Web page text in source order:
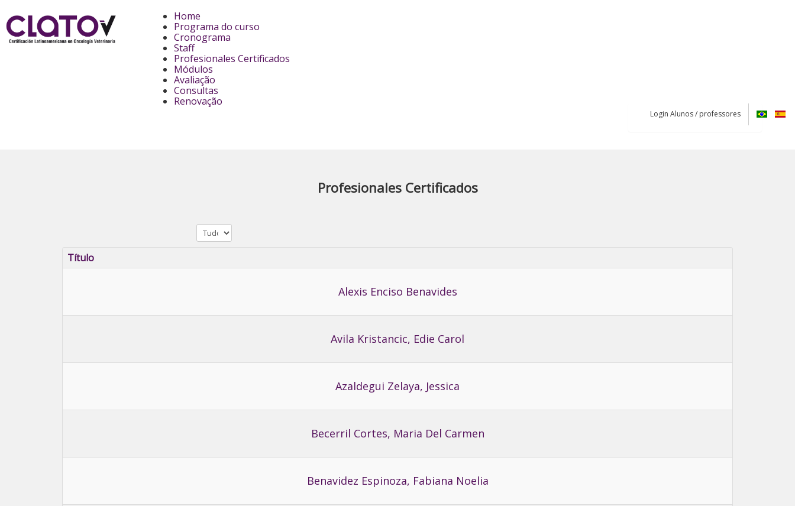
Home
Programa do curso
Cronograma
Staff
Profesionales Certificados
Módulos
Avaliação
Consultas
Renovação
Login Alunos / professores
Profesionales Certificados
Exibir #
Título
Alexis Enciso Benavides
Avila Kristancic, Edie Carol
Azaldegui Zelaya, Jessica
Becerril Cortes, Maria Del Carmen
Benavidez Espinoza, Fabiana Noelia